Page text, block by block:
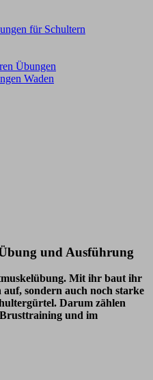
für Schultern
Übungen
Waden
und Ausführung
Mit ihr baut ihr
sondern auch noch starke
Darum zählen
und im